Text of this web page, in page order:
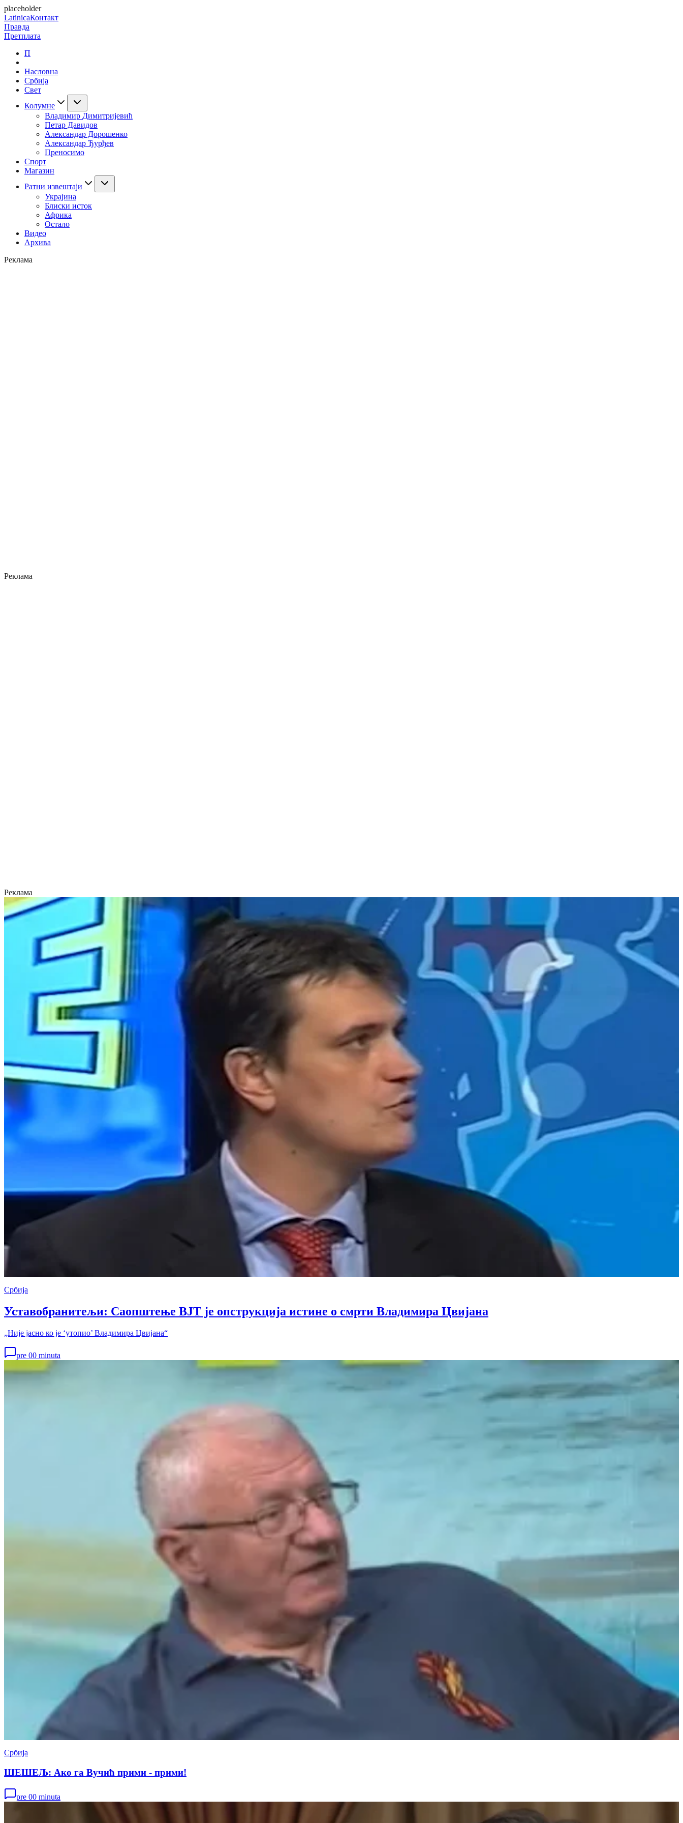
placeholder
LatinicaКонтакт
Правда
Претплата
П
Насловна
Србија
Свет
Колумне
Владимир Димитријевић
Петар Давидов
Александар Дорошенко
Александар Ђурђев
Преносимо
Спорт
Магазин
Ратни извештаји
Украјина
Блиски исток
Африка
Остало
Видео
Архива
Реклама
Реклама
Реклама
Србија
Уставобранитељи: Саопштење ВЈТ је опструкција истине о смрти Владимира Цвијана
„Није јасно ко је ‘утопио’ Владимира Цвијана“
pre 00 minuta
Србија
ШЕШЕЉ: Ако га Вучић прими - прими!
pre 00 minuta